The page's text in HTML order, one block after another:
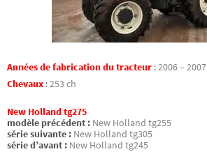
Années de fabrication du tracteur :2006 – 2007
Chevaux :253 ch
New Holland tg275
modèle précédent : New Holland tg255
série suivante : New Holland tg305
série d’avant : New Holland tg245